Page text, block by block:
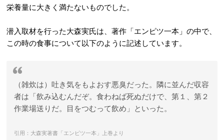
栄養量に大きく満たないものでした。
潜入取材を行った大森実氏は、著作「エンピツ一本」の中で、
この時の食事について以下のように記述しています。
（雑炊は）吐き気をもよおす悪臭だった。隣に並んだ収容
者は「飲み込むんだぞ。食わねば死ぬだけで、第１、第２
作業場送りだ。目をつむって飲め」といった。
引用：大森実著書「エンピツ一本」上巻より